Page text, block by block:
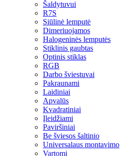
Šaldytuvui
R7S
Siūlinė lemputė
Dimeriuojamos
Halogeninės lemputės
Stiklinis gaubtas
Optinis stiklas
RGB
Darbo šviestuvai
Pakraunami
Laidiniai
Apvalūs
Kvadratiniai
Įleidžiami
Paviršiniai
Be šviesos šaltinio
Universalaus montavimo
Vartomi